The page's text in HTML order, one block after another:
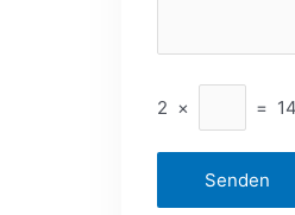
2 × = 14